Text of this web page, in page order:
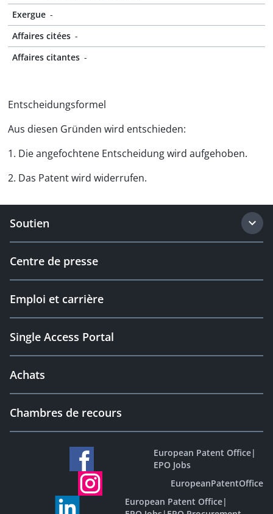
Exergue -
Affaires citées -
Affaires citantes -
Entscheidungsformel
Aus diesen Gründen wird entschieden:
1. Die angefochtene Entscheidung wird aufgehoben.
2. Das Patent wird widerrufen.
Soutien
Centre de presse
Emploi et carrière
Single Access Portal
Achats
Chambres de recours
European Patent Office|
EPO Jobs
EuropeanPatentOffice
European Patent Office|